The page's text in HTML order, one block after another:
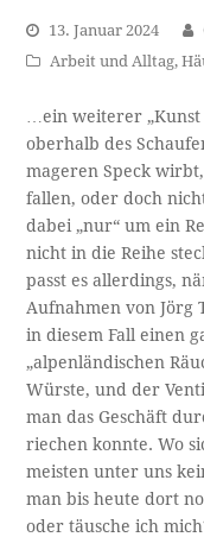
13. Januar 2024
Arbeit und Alltag,
…ein weiterer
oberhalb des
mageren Speck
fallen, oder doch
dabei „nur“ um ein
nicht in die Reihe
passt es allerdings,
Aufnahmen von Jörg
in diesem Fall einen
„alpenländischen
Würste, und der
man das Geschäft
riechen konnte. Wo
meisten unter uns
man bis heute dort
oder täusche ich